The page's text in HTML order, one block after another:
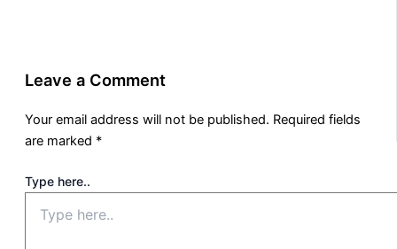
Leave a Comment
Your email address will not be published. Required fields
are marked *
Type here..